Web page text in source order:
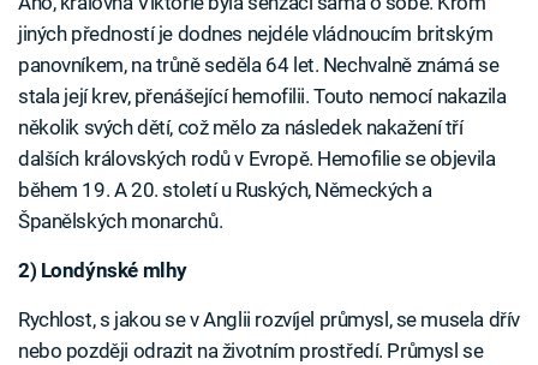
jiných předností je dodnes nejdéle vládnoucím britským
panovníkem, na trůně seděla 64 let. Nechvalně známá se
stala její krev, přenášející hemofilii. Touto nemocí nakazila
několik svých dětí, což mělo za následek nakažení tří
dalších královských rodů v Evropě. Hemofilie se objevila
během 19. A 20. století u Ruských, Německých a
Španělských monarchů.
2) Londýnské mlhy
Rychlost, s jakou se v Anglii rozvíjel průmysl, se musela dřív
nebo později odrazit na životním prostředí. Průmysl se